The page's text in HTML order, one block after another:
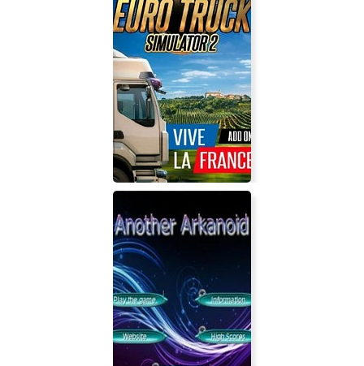
Biscuitts 2
Euro Truck Simulator 2 - Vive la
France !